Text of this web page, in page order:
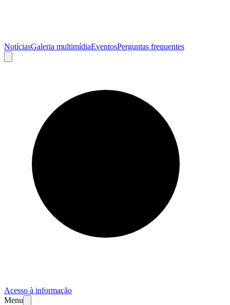
NotíciasGaleria multimídiaEventosPerguntas frequentes
Acesso à informação
Menu